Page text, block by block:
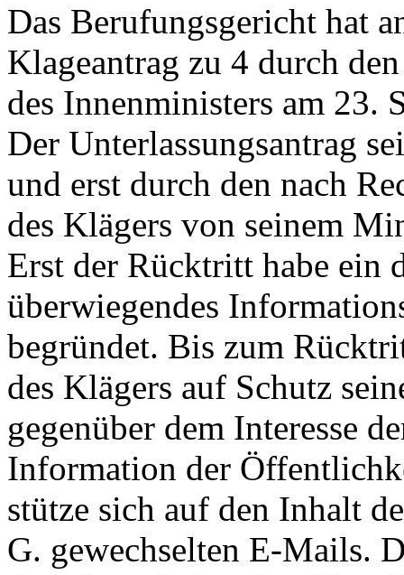
Das Berufungsgericht hat
Klageantrag zu 4 durch
des Innenministers am 23.
Der Unterlassungsantrag
und erst durch den nach
des Klägers von seinem
Erst der Rücktritt habe ein
überwiegendes
begründet. Bis zum
des Klägers auf Schutz
gegenüber dem Interesse
Information der
stütze sich auf den Inhalt
G. gewechselten E-Mails.